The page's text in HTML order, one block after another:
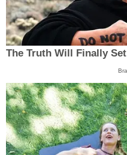
The Truth Will Finally